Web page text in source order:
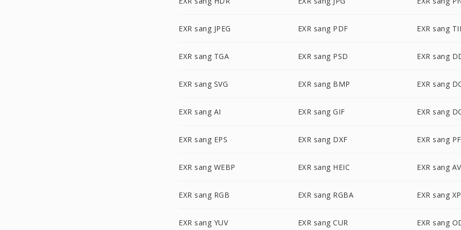
EXR sang JPEG EXR sang PDF EXR sang
EXR sang TGA EXR sang PSD EXR sang
EXR sang SVG EXR sang BMP EXR sang
EXR sang AI EXR sang GIF EXR sang
EXR sang EPS EXR sang DXF EXR sang
EXR sang WEBP EXR sang HEIC EXR sang
EXR sang RGB EXR sang RGBA EXR sang
EXR sang YUV EXR sang CUR EXR sang